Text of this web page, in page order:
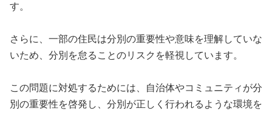
す。
さらに、一部の住民は分別の重要性や意味を理解していな
いため、分別を怠ることのリスクを軽視しています。
この問題に対処するためには、自治体やコミュニティが分
別の重要性を啓発し、分別が正しく行われるような環境を